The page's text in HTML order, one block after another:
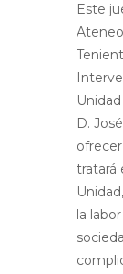
Este
D.
tratará
la